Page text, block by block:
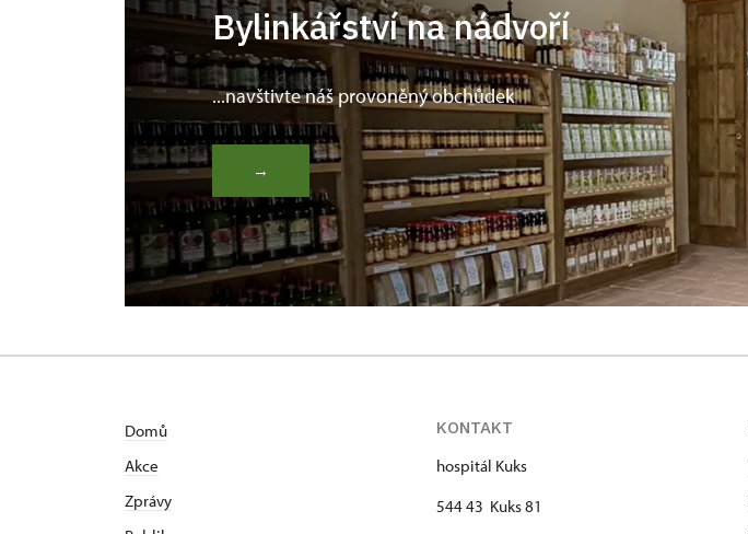
Bylinkářství na nádvoří
...navštivte náš provoněný obchůdek
→
Domů
Akce
Zprávy
KONTAKT
hospitál Kuks
544 43 Kuks 81